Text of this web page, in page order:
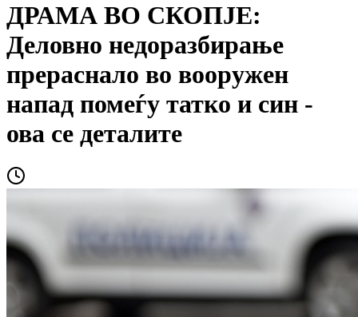
ДРАМА ВО СКОПЈЕ:
Деловно недоразбирање
прераснало во вооружен
напад помеѓу татко и син -
ова се деталите